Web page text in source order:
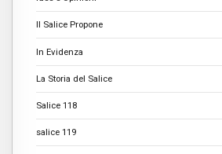
Il Salice Propone
In Evidenza
La Storia del Salice
Salice 118
salice 119